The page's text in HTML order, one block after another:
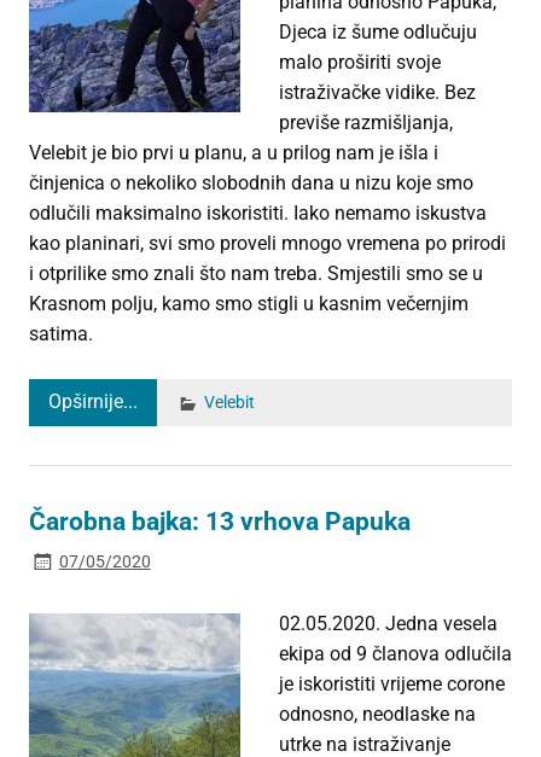
Djeca iz šume odlučuju
malo proširiti svoje
istraživačke vidike. Bez
previše razmišljanja,
Velebit je bio prvi u planu, a u prilog nam je išla i
činjenica o nekoliko slobodnih dana u nizu koje smo
odlučili maksimalno iskoristiti. Iako nemamo iskustva
kao planinari, svi smo proveli mnogo vremena po prirodi
i otprilike smo znali što nam treba. Smjestili smo se u
Krasnom polju, kamo smo stigli u kasnim večernjim
satima.
Opširnije... Velebit
Čarobna bajka: 13 vrhova Papuka
07/05/2020
02.05.2020. Jedna vesela
ekipa od 9 članova odlučila
je iskoristiti vrijeme corone
odnosno, neodlaske na
utrke na istraživanje